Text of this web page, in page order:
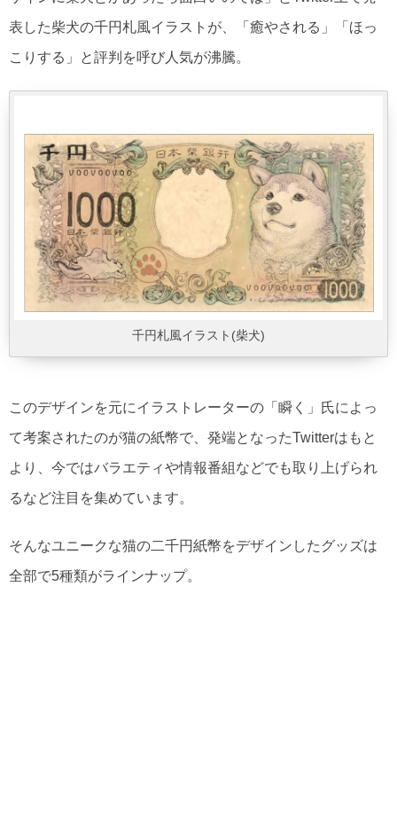
表した柴犬の千円札風イラストが、「癒やされる」「ほっ
こりする」と評判を呼び人気が沸騰。
千円札風イラスト(柴犬)
このデザインを元にイラストレーターの「瞬く」氏によっ
て考案されたのが猫の紙幣で、発端となったTwitterはもと
より、今ではバラエティや情報番組などでも取り上げられ
るなど注目を集めています。
そんなユニークな猫の二千円紙幣をデザインしたグッズは
全部で5種類がラインナップ。